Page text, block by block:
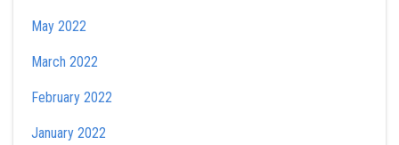
May 2022
March 2022
February 2022
January 2022